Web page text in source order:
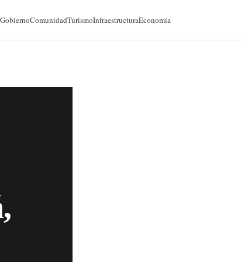
GobiernoComunidadTurismoInfraestructuraEconomía